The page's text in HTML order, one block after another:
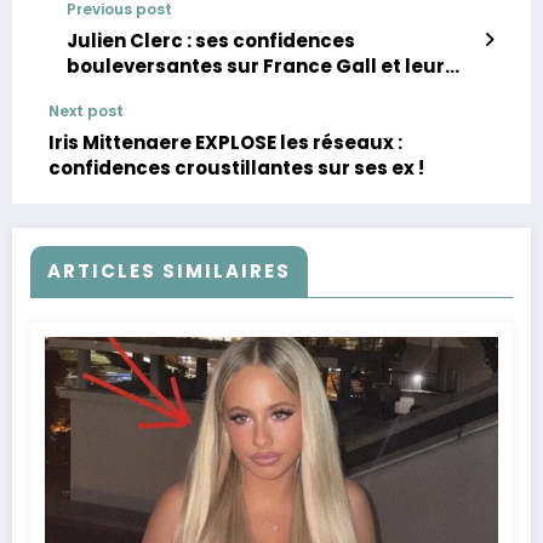
Previous post
Julien Clerc : ses confidences
bouleversantes sur France Gall et leur
Next post
Iris Mittenaere EXPLOSE les réseaux :
confidences croustillantes sur ses ex !
ARTICLES SIMILAIRES